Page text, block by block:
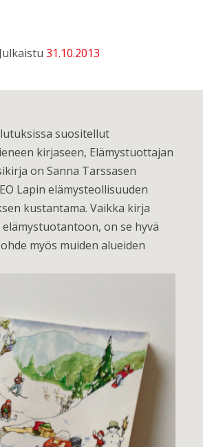
Julkaistu 31.10.2013
suositellut
kirjaseen, Elämystuottajan
on Sanna Tarssasen
Lapin elämysteollisuuden
kustantama. Vaikka kirja
on se hyvä
myös muiden alueiden